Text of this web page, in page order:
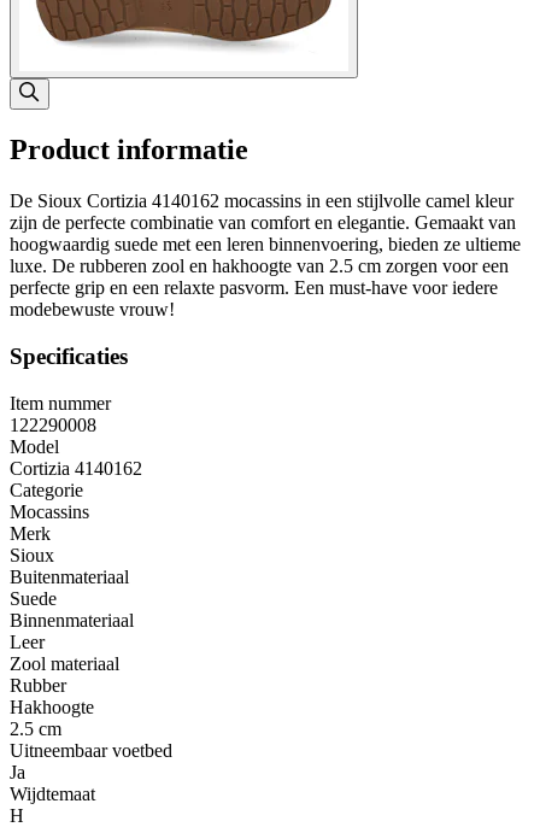
Product informatie
De Sioux Cortizia 4140162 mocassins in een stijlvolle camel kleur
zijn de perfecte combinatie van comfort en elegantie. Gemaakt van
hoogwaardig suede met een leren binnenvoering, bieden ze ultieme
luxe. De rubberen zool en hakhoogte van 2.5 cm zorgen voor een
perfecte grip en een relaxte pasvorm. Een must-have voor iedere
modebewuste vrouw!
Specificaties
Item nummer
122290008
Model
Cortizia 4140162
Categorie
Mocassins
Merk
Sioux
Buitenmateriaal
Suede
Binnenmateriaal
Leer
Zool materiaal
Rubber
Hakhoogte
2.5 cm
Uitneembaar voetbed
Ja
Wijdtemaat
H